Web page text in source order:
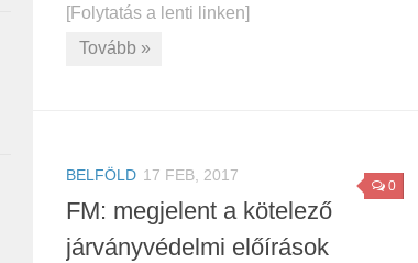
[Folytatás a lenti linken]
Tovább »
0
BELFÖLD 17 FEB, 2017
FM: megjelent a kötelező
járványvédelmi előírások